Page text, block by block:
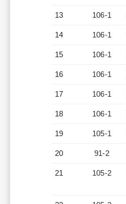
13 106-1
14 106-1
15 106-1
16 106-1
17 106-1
18 106-1
19 105-1
20 91-2
21 105-2